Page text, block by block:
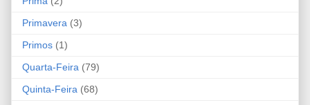
Primavera (3)
Primos (1)
Quarta-Feira (79)
Quinta-Feira (68)